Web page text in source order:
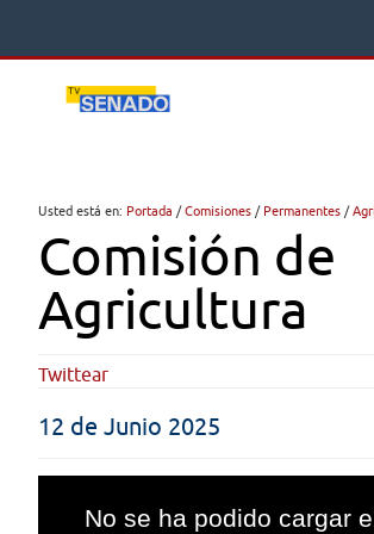
Usted está en: Portada /Comisiones / Permanentes /
Comisión de
Agricultura
Twittear
12 de Junio 2025
No se ha podido cargar